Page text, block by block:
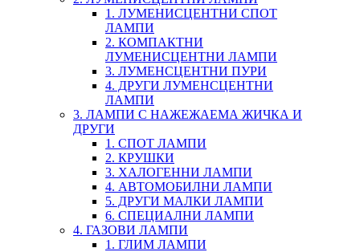
1. ЛУМЕНИСЦЕНТНИ СПОТ
ЛАМПИ
2. КОМПАКТНИ
ЛУМЕНИСЦЕНТНИ ЛАМПИ
3. ЛУМЕНСЦЕНТНИ ПУРИ
4. ДРУГИ ЛУМЕНСЦЕНТНИ
ЛАМПИ
3. ЛАМПИ С НАЖЕЖАЕМА ЖИЧКА И
ДРУГИ
1. СПОТ ЛАМПИ
2. КРУШКИ
3. ХАЛОГЕННИ ЛАМПИ
4. АВТОМОБИЛНИ ЛАМПИ
5. ДРУГИ МАЛКИ ЛАМПИ
6. СПЕЦИАЛНИ ЛАМПИ
4. ГАЗОВИ ЛАМПИ
1. ГЛИМ ЛАМПИ